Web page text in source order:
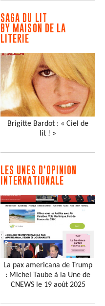
SAGA DU LIT
BY MAISON DE LA
LITERIE
Brigitte Bardot : « Ciel de
lit ! »
LES UNES D'OPINION
INTERNATIONALE
La pax americana de Trump
: Michel Taube à la Une de
CNEWS le 19 août 2025